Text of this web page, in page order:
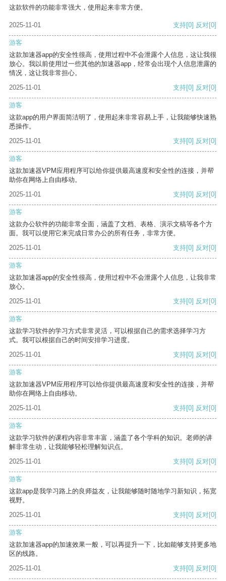
这款软件的功能非常强大，使用起来非常方便。
2025-11-01 支持[0] 反对[0]
游客
这款加速器app的安全性很高，使用过程中不会泄露个人信息，这让我很
放心。我以前使用过一些其他的加速器app，经常会出现个人信息泄露的
情况，这让我非常担心。
2025-11-01
支持[0] 反对[0]
游客
这款app的用户界面简洁明了，使用起来非常容易上手，让我能够快速熟
悉操作。
2025-11-01
支持[0] 反对[0]
游客
这款加速器VPM应用程序可以给你提供最高速度和安全性的连接，并帮
助你在网络上自由移动。
2025-11-01
支持[0] 反对[0]
游客
这款办公软件的功能非常全面，涵盖了文档、表格、演示文稿等各个方
面。我可以使用它来完成日常办公的所有任务，非常方便。
2025-11-01
支持[0] 反对[0]
游客
这款加速器app的安全性很高，使用过程中不会泄露个人信息，让我非常
放心。
2025-11-01
支持[0] 反对[0]
游客
这款学习软件的学习方式非常灵活，可以根据自己的需求选择学习方
式。我可以根据自己的时间安排学习进度。
2025-11-01
支持[0] 反对[0]
游客
这款加速器VPM应用程序可以给你提供最高速度和安全性的连接，并帮
助你在网络上自由移动。
2025-11-01
支持[0] 反对[0]
游客
这款学习软件的课程内容非常丰富，涵盖了各个学科的知识。老师的讲
解非常生动，让我能够轻松理解知识点。
2025-11-01
支持[0] 反对[0]
游客
这款app是我学习路上的良师益友，让我能够随时随地学习新知识，拓宽
视野。
2025-11-01
支持[0] 反对[0]
游客
这款加速器app的加速效果一般，可以再提升一下，比如能够支持更多地
区的线路。
2025-11-01
支持[0] 反对[0]